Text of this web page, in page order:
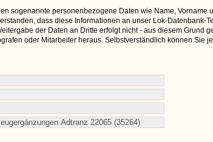
sogenannte personenbezogene Daten wie Name, Vorname
dass diese Informationen an unser Lok-Datenbank-
der Daten an Dritte erfolgt nicht - aus diesem Grund
oder Mitarbeiter heraus. Selbstverständlich können Sie